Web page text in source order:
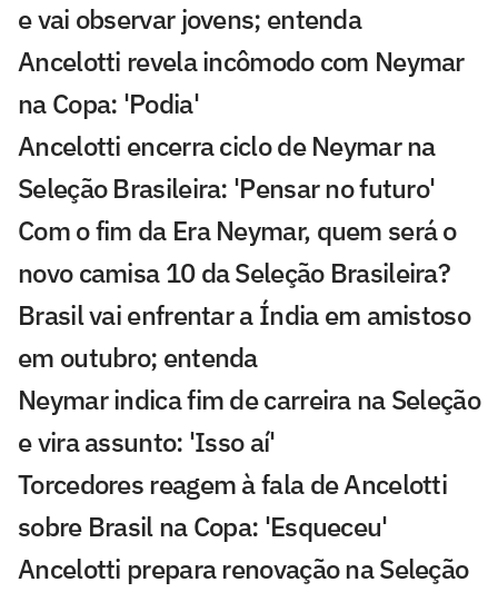
e vai observar jovens; entenda
Ancelotti revela incômodo com Neymar
na Copa: 'Podia'
Ancelotti encerra ciclo de Neymar na
Seleção Brasileira: 'Pensar no futuro'
Com o fim da Era Neymar, quem será o
novo camisa 10 da Seleção Brasileira?
Brasil vai enfrentar a Índia em amistoso
em outubro; entenda
Neymar indica fim de carreira na Seleção
e vira assunto: 'Isso aí'
Torcedores reagem à fala de Ancelotti
sobre Brasil na Copa: 'Esqueceu'
Ancelotti prepara renovação na Seleção